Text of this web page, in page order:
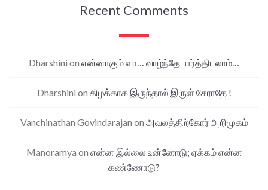
Recent Comments
Dharshini on என்னாகும் வா… வாழ்ந்தே பார்த்திடலாம்…
Dharshini on கிழக்காக இருந்தால் இருள் சேராதே !
Vanchinathan Govindarajan on அவலத்திற்கோர் அறிமுகம்
Manoramya on என்ன இல்லை உன்னோடு; ஏக்கம் என்ன
கண்ணோடு?